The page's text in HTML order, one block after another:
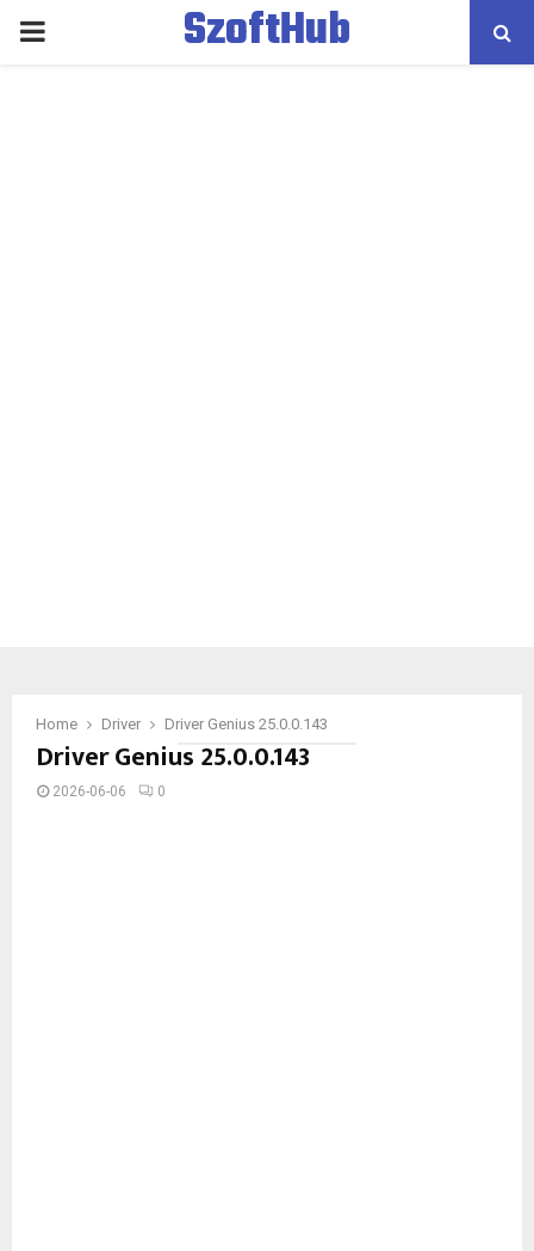
PRIMARY
SzoftHub
Home Driver Driver Genius 25.0.0.143
Driver Genius 25.0.0.143
2026-06-06 0